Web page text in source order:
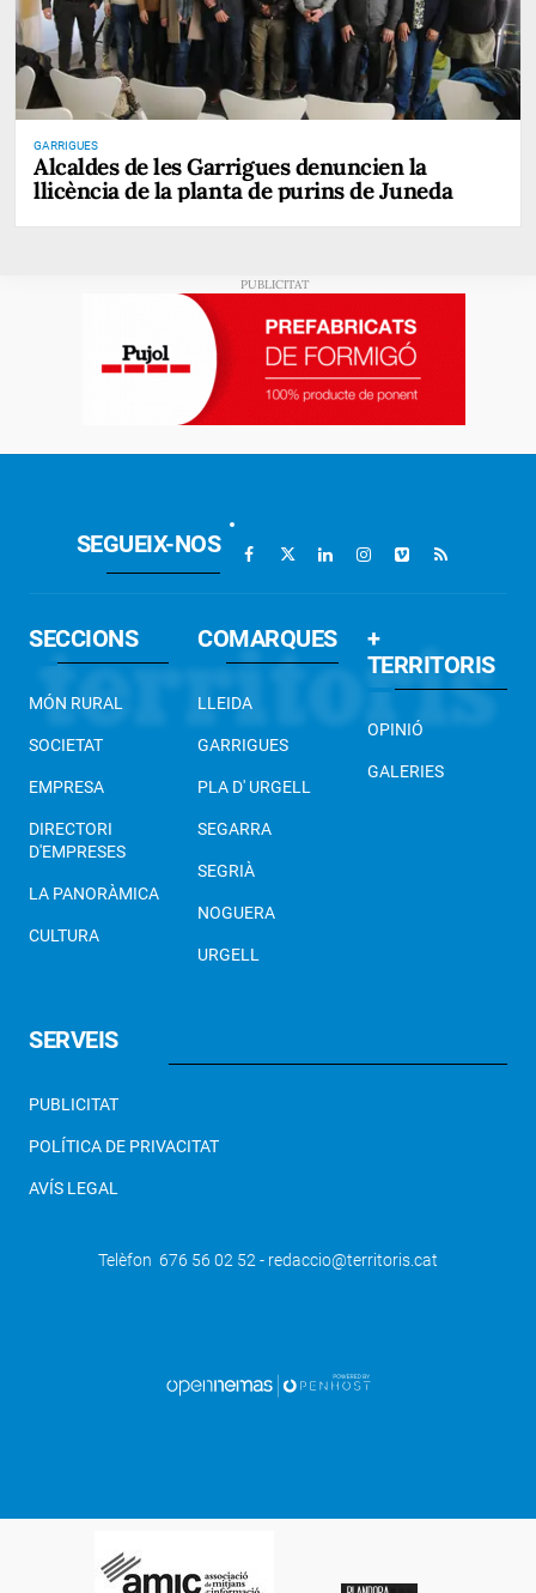
GARRIGUES
Alcaldes de les Garrigues denuncien la
llicència de la planta de purins de Juneda
SEGUEIX-NOS
SECCIONS
MÓN RURAL
SOCIETAT
EMPRESA
DIRECTORI
D'EMPRESES
LA PANORÀMICA
CULTURA
COMARQUES
LLEIDA
GARRIGUES
PLA D' URGELL
SEGARRA
SEGRIÀ
NOGUERA
URGELL
+
TERRITORIS
OPINIÓ
GALERIES
SERVEIS
PUBLICITAT
POLÍTICA DE PRIVACITAT
AVÍS LEGAL
Telèfon 676 56 02 52 - redaccio@territoris.cat